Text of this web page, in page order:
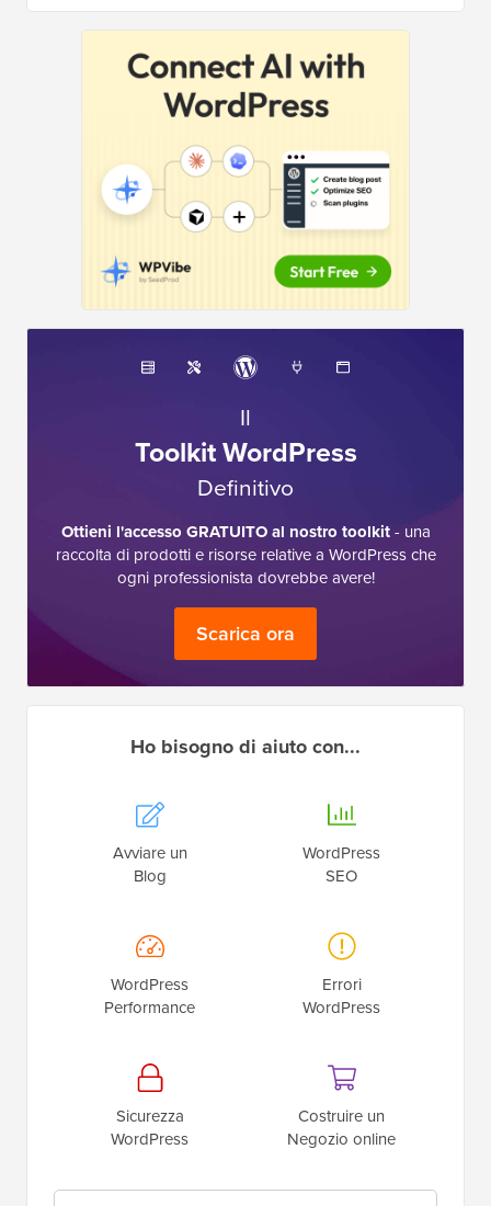
Il
Toolkit WordPress
Definitivo
Ottieni l'accesso GRATUITO al nostro toolkit- una
raccolta di prodotti e risorse relative a WordPress che
ogni professionista dovrebbe avere!
Scarica ora
Ho bisogno di aiuto con...
Avviare un
Blog
WordPress
SEO
WordPress
Performance
Errori
WordPress
Sicurezza
WordPress
Costruire un
Negozio online